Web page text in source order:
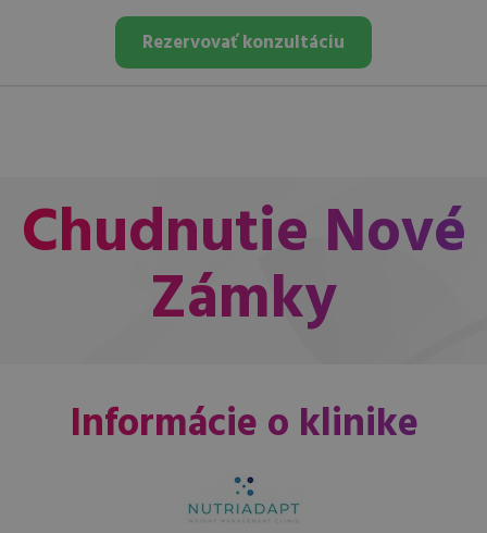
Rezervovať konzultáciu
Chudnutie Nové
Zámky
Informácie o klinike